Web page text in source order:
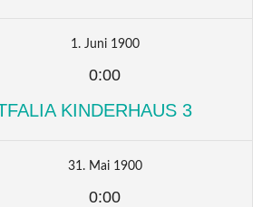
1. Juni 1900
0:00
KINDERHAUS 3
31. Mai 1900
0:00